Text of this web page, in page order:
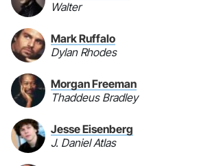
Walter
Mark Ruffalo
Dylan Rhodes
Morgan Freeman
Thaddeus Bradley
Jesse Eisenberg
J. Daniel Atlas